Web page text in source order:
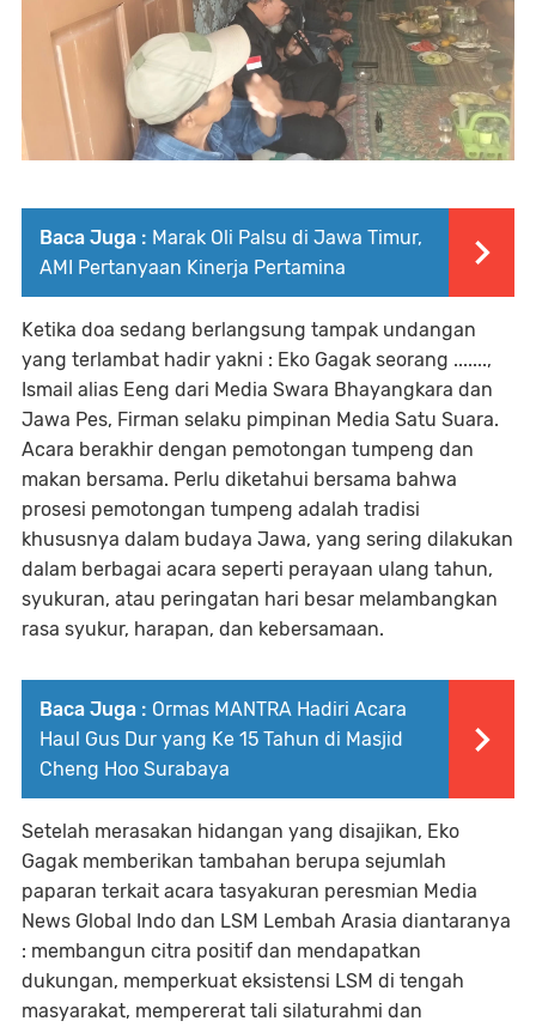
Baca Juga : Marak Oli Palsu di Jawa Timur,
AMI Pertanyaan Kinerja Pertamina
Ketika doa sedang berlangsung tampak undangan
yang terlambat hadir yakni : Eko Gagak seorang .......,
Ismail alias Eeng dari Media Swara Bhayangkara dan
Jawa Pes, Firman selaku pimpinan Media Satu Suara.
Acara berakhir dengan pemotongan tumpeng dan
makan bersama. Perlu diketahui bersama bahwa
prosesi pemotongan tumpeng adalah tradisi
khususnya dalam budaya Jawa, yang sering dilakukan
dalam berbagai acara seperti perayaan ulang tahun,
syukuran, atau peringatan hari besar melambangkan
rasa syukur, harapan, dan kebersamaan.
Baca Juga : Ormas MANTRA Hadiri Acara
Haul Gus Dur yang Ke 15 Tahun di Masjid
Cheng Hoo Surabaya
Setelah merasakan hidangan yang disajikan, Eko
Gagak memberikan tambahan berupa sejumlah
paparan terkait acara tasyakuran peresmian Media
News Global Indo dan LSM Lembah Arasia diantaranya
: membangun citra positif dan mendapatkan
dukungan, memperkuat eksistensi LSM di tengah
masyarakat, mempererat tali silaturahmi dan